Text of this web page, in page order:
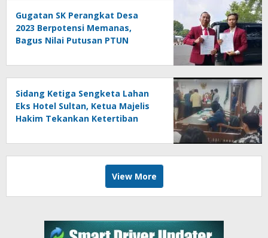
Gugatan SK Perangkat Desa
2023 Berpotensi Memanas,
Bagus Nilai Putusan PTUN
Sidang Ketiga Sengketa Lahan
Eks Hotel Sultan, Ketua Majelis
Hakim Tekankan Ketertiban
terhadap Proses Hukum
View More